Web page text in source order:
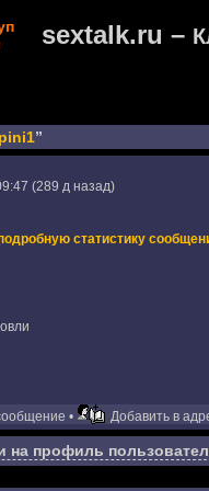
sextalk.ru –
”
(289 д назад)
статистику
• Добавить в
на профиль